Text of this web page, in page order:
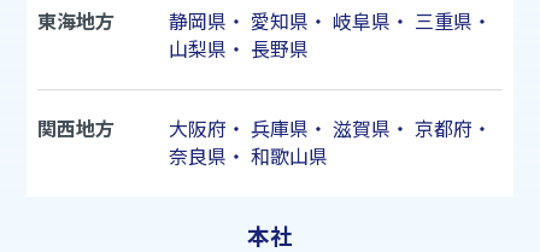
東海地方 静岡県 ・ 愛知県 ・ 岐阜県 ・ 三重県 ・
山梨県 ・ 長野県
関西地方 大阪府 ・ 兵庫県 ・ 滋賀県 ・ 京都府 ・
奈良県 ・ 和歌山県
本社